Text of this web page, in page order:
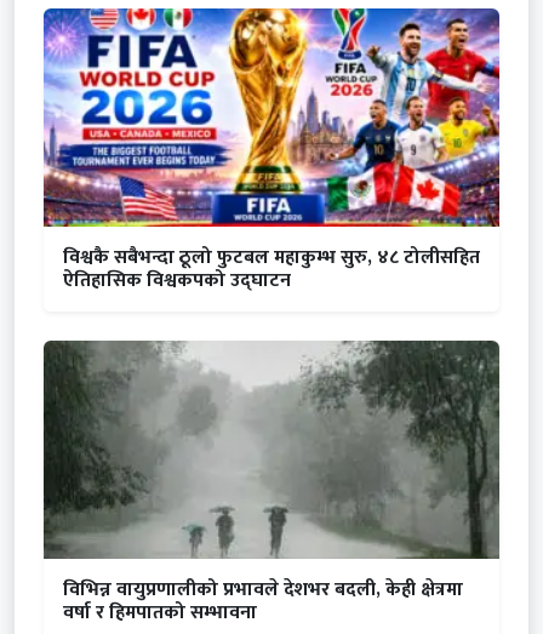
विश्वकै सबैभन्दा ठूलो फुटबल महाकुम्भ सुरु, ४८ टोलीसहित
ऐतिहासिक विश्वकपको उद्घाटन
विभिन्न वायुप्रणालीको प्रभावले देशभर बदली, केही क्षेत्रमा
वर्षा र हिमपातको सम्भावना